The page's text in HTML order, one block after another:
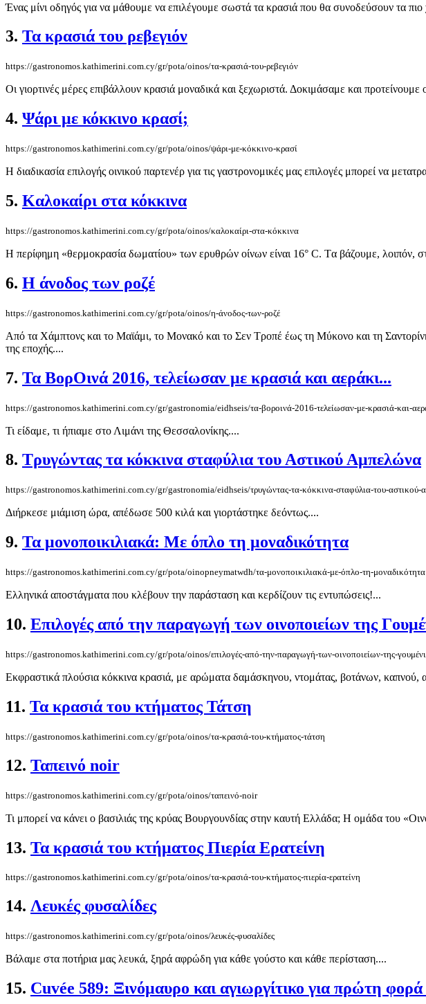
Ένας μίνι οδηγός για να μάθουμε να επιλέγουμε σωστά τα κρασιά που θα συνοδεύσουν τα
3. Τα κρασιά του ρεβεγιόν
https://gastronomos.kathimerini.com.cy/gr/pota/oinos/τα-κρασιά-του-ρεβεγιόν
Οι γιορτινές μέρες επιβάλλουν κρασιά μοναδικά και ξεχωριστά. Δοκιμάσαμε και προτείνουμε
4. Ψάρι με κόκκινο κρασί;
https://gastronomos.kathimerini.com.cy/gr/pota/oinos/ψάρι-με-κόκκινο-κρασί
Η διαδικασία επιλογής οινικού παρτενέρ για τις γαστρονομικές μας επιλογές μπορεί να
5. Καλοκαίρι στα κόκκινα
https://gastronomos.kathimerini.com.cy/gr/pota/oinos/καλοκαίρι-στα-κόκκινα
Η περίφημη «θερμοκρασία δωματίου» των ερυθρών οίνων είναι 16° C. Tα βάζουμε, λοιπόν,
6. Η άνοδος των ροζέ
https://gastronomos.kathimerini.com.cy/gr/pota/oinos/η-άνοδος-των-ροζέ
Από τα Χάμπτονς και το Μαϊάμι, το Μονακό και το Σεν Τροπέ έως τη Μύκονο και τη
της εποχής....
7. Τα ΒορΟινά 2016, τελείωσαν με κρασιά και αεράκι...
https://gastronomos.kathimerini.com.cy/gr/gastronomia/eidhseis/τα-βοροινά-2016-τελείωσαν-με-κρασιά-και-
Τι είδαμε, τι ήπιαμε στο Λιμάνι της Θεσσαλονίκης....
8. Τρυγώντας τα κόκκινα σταφύλια του Αστικού Αμπελώνα
https://gastronomos.kathimerini.com.cy/gr/gastronomia/eidhseis/τρυγώντας-τα-κόκκινα-σταφύλια-του-αστικού-
Διήρκεσε μιάμιση ώρα, απέδωσε 500 κιλά και γιορτάστηκε δεόντως....
9. Τα μονοποικιλιακά: Με όπλο τη μοναδικότητα
https://gastronomos.kathimerini.com.cy/gr/pota/oinopneymatwdh/τα-μονοποικιλιακά-με-όπλο-τη-μοναδικότητα
Ελληνικά αποστάγματα που κλέβουν την παράσταση και κερδίζουν τις εντυπώσεις!...
10. Επιλογές από την παραγωγή των οινοποιείων της
https://gastronomos.kathimerini.com.cy/gr/pota/oinos/επιλογές-από-την-παραγωγή-των-οινοποιείων-της-
Εκφραστικά πλούσια κόκκινα κρασιά, με αρώματα δαμάσκηνου, ντομάτας, βοτάνων, καπνού,
11. Τα κρασιά του κτήματος Τάτση
https://gastronomos.kathimerini.com.cy/gr/pota/oinos/τα-κρασιά-του-κτήματος-τάτση
12. Ταπεινό noir
https://gastronomos.kathimerini.com.cy/gr/pota/oinos/ταπεινό-noir
Τι μπορεί να κάνει ο βασιλιάς της κρύας Βουργουνδίας στην καυτή Ελλάδα; Η ομάδα του
13. Τα κρασιά του κτήματος Πιερία Ερατείνη
https://gastronomos.kathimerini.com.cy/gr/pota/oinos/τα-κρασιά-του-κτήματος-πιερία-ερατείνη
14. Λευκές φυσαλίδες
https://gastronomos.kathimerini.com.cy/gr/pota/oinos/λευκές-φυσαλίδες
Βάλαμε στα ποτήρια μας λευκά, ξηρά αφρώδη για κάθε γούστο και κάθε περίσταση....
15. Cuvée 589: Ξινόμαυρο και αγιωργίτικο για πρώτη